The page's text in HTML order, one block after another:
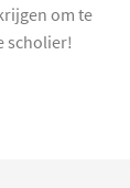
om te
scholier!